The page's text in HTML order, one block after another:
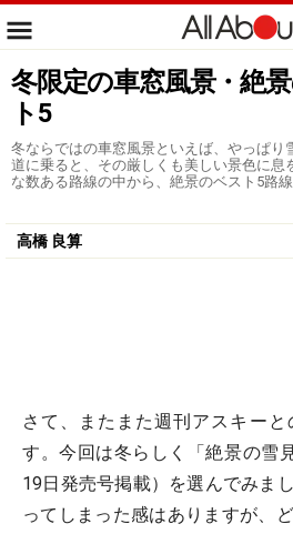
冬限定の車窓風景・絶
ト5
冬ならではの車窓風景といえば、やっぱり
道に乗ると、その厳しくも美しい景色に息
な数ある路線の中から、絶景のベスト5路線
高橋 良算
さて、またまた週刊アスキー
す。今回は冬らしく
「絶景の雪
19日発売号掲載）を選んでみま
ってしまった感はありますが、